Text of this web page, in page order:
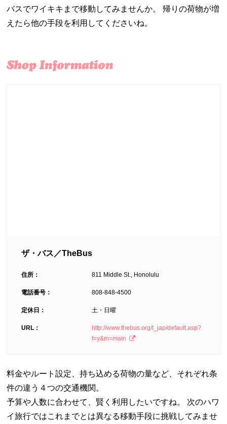
バスでワイキキまで移動してみませんか。 帰りの荷物が増
えたら他の手段を利用してくださいね。
ザ・バス／TheBus
住所： 811 Middle St., Honolulu
電話番号： 808-848-4500
定休日： 土・日曜
URL：
http://www.thebus.org/t_jap/default.asp?
f=y&m=main
料金やルート設定、持ち込める荷物の量など、それぞれ条
件の違う４つの交通機関。
予算や人数に合わせて、賢く利用したいですね。 次のハワ
イ旅行ではこれまでとは異なる移動手段に挑戦してみませ